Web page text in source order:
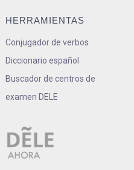
HERRAMIENTAS
Conjugador de verbos
Diccionario español
Buscador de centros de
examen DELE